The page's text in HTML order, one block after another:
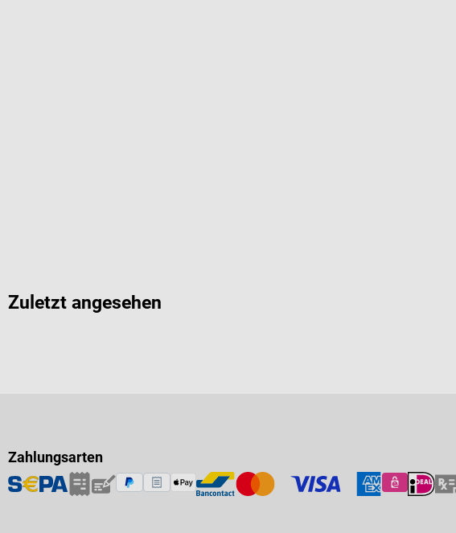
Zuletzt angesehen
Zahlungsarten